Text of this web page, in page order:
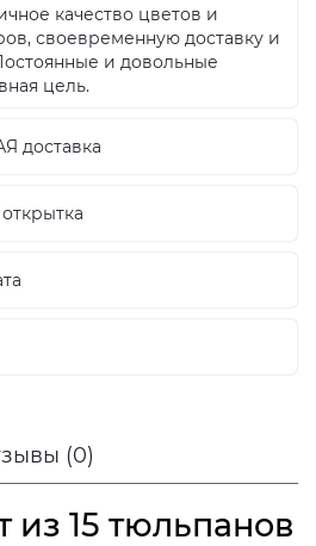
качество цветов и
своевременную доставку и
и довольные
цель.
доставка
(0)
из 15 тюльпанов